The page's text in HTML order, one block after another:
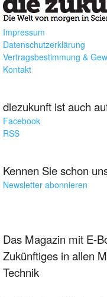
Impressum
Datenschutzerklärung
Vertragsbestimmung &
Kontakt
diezukunft ist auch
Facebook
RSS
Kennen Sie schon
Newsletter abonnieren
Das Magazin mit E-
Zukünftiges in allen
Technik